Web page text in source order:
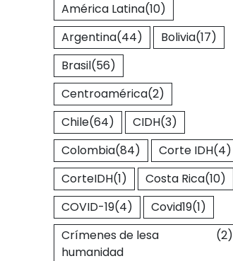
América Latina(10)
Argentina(44) Bolivia(17)
Brasil(56)
Centroamérica(2)
Chile(64) CIDH(3)
Colombia(84) Corte IDH(4)
CorteIDH(1) Costa Rica(10)
COVID-19(4) Covid19(1)
Crímenes de lesa
humanidad
(2)